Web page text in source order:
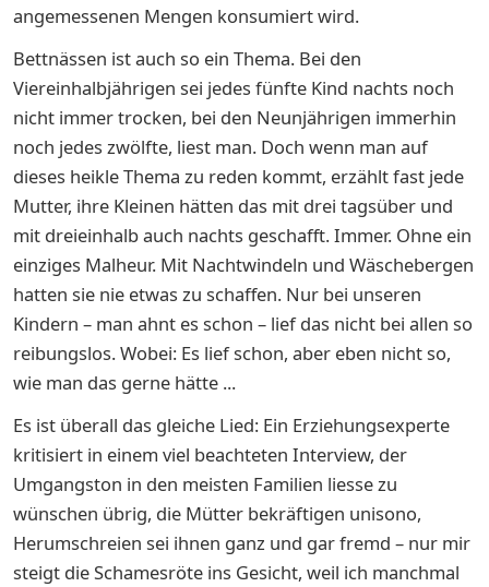
angemessenen Mengen konsumiert wird.
Bettnässen ist auch so ein Thema. Bei den
Viereinhalbjährigen sei jedes fünfte Kind nachts noch
nicht immer trocken, bei den Neunjährigen immerhin
noch jedes zwölfte, liest man. Doch wenn man auf
dieses heikle Thema zu reden kommt, erzählt fast jede
Mutter, ihre Kleinen hätten das mit drei tagsüber und
mit dreieinhalb auch nachts geschafft. Immer. Ohne ein
einziges Malheur. Mit Nachtwindeln und Wäschebergen
hatten sie nie etwas zu schaffen. Nur bei unseren
Kindern – man ahnt es schon – lief das nicht bei allen so
reibungslos. Wobei: Es lief schon, aber eben nicht so,
wie man das gerne hätte ...
Es ist überall das gleiche Lied: Ein Erziehungsexperte
kritisiert in einem viel beachteten Interview, der
Umgangston in den meisten Familien liesse zu
wünschen übrig, die Mütter bekräftigen unisono,
Herumschreien sei ihnen ganz und gar fremd – nur mir
steigt die Schamesröte ins Gesicht, weil ich manchmal